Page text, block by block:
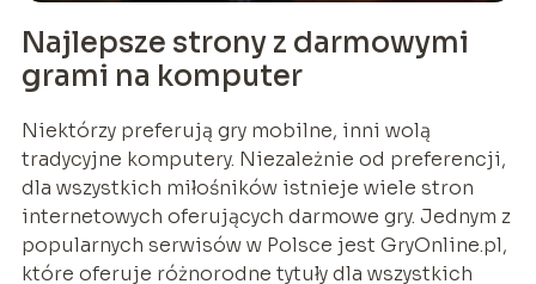
Najlepsze strony z darmowymi
grami na komputer
Niektórzy preferują gry mobilne, inni wolą
tradycyjne komputery. Niezależnie od preferencji,
dla wszystkich miłośników istnieje wiele stron
internetowych oferujących darmowe gry. Jednym z
popularnych serwisów w Polsce jest GryOnline.pl,
które oferuje różnorodne tytuły dla wszystkich